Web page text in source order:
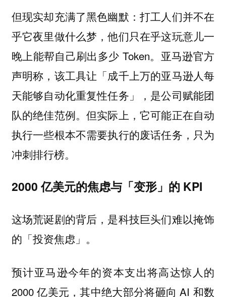
但现实却充满了黑色幽默：打工人们并不在
乎它夜里做什么梦，他们只在乎这玩意儿一
晚上能帮自己刷出多少 Token。亚马逊官方
声明称，该工具让「成千上万的亚马逊人每
天能够自动化重复性任务」，是公司赋能团
队的绝佳范例。但实际上，它可能正在自动
执行一些根本不需要执行的废话任务，只为
冲刺排行榜。
2000 亿美元的焦虑与「变形」的 KPI
这场荒诞剧的背后，是科技巨头们难以掩饰
的「投资焦虑」。
预计亚马逊今年的资本支出将高达惊人的
2000 亿美元，其中绝大部分将砸向 AI 和数